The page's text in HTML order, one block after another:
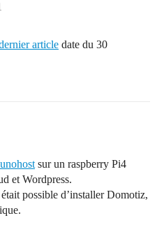
article date du 30
sur un raspberry Pi4
et Wordpress.
possible d’installer Domotiz,